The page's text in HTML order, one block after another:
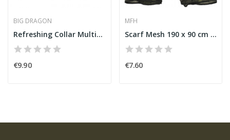
BIG DRAGON
Refreshing Collar Multicam [Big Dragon]
€9.90
MFH
Scarf Mesh 190 x 90 cm M95 CZ Camo [MFH]
€7.60